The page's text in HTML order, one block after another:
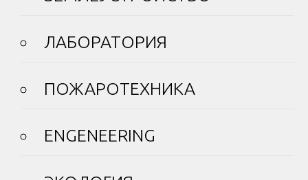
ЛАБОРАТОРИЯ
ПОЖАРОТЕХНИКА
ENGENEERING